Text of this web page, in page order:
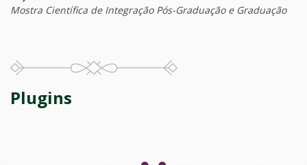
Mostra Científica de Integração Pós-Graduação e Graduação
Plugins